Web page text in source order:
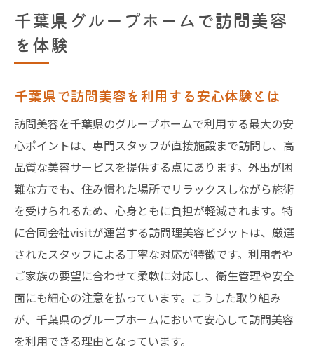
訪問美容師による安心のケア体験を紹介
くらしのマーケットと比較した訪問美容の
魅力
訪問美容でグループホームの生活が快適に
変化
訪問美容がもたらす高齢者への心のケア
訪問美容サービスが生むコミュニケーショ
ンの輪
訪問美容で叶う外出困難者のQOL向上
グループホーム生活と訪問美容の相乗効果
訪問美容の工夫で日常がさらに豊かに
介護施設での美容ケアを訪問美容で実現
介護施設で訪問美容を利用するメリット
訪問美容師が実践する安心の施術ポイント
千葉県グループホームで訪問美容
を体験
千葉県で訪問美容を利用する安心体験とは
訪問美容を千葉県のグループホームで利用する最大の安
心ポイントは、専門スタッフが直接施設まで訪問し、高
品質な美容サービスを提供する点にあります。外出が困
難な方でも、住み慣れた場所でリラックスしながら施術
を受けられるため、心身ともに負担が軽減されます。特
に合同会社visitが運営する訪問理美容ビジットは、厳選
されたスタッフによる丁寧な対応が特徴です。利用者や
ご家族の要望に合わせて柔軟に対応し、衛生管理や安全
面にも細心の注意を払っています。こうした取り組み
が、千葉県のグループホームにおいて安心して訪問美容
を利用できる理由となっています。